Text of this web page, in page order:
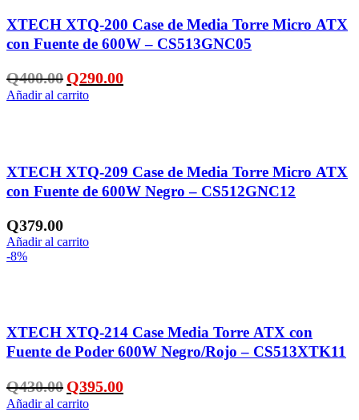
XTECH XTQ-200 Case de Media Torre Micro ATX
con Fuente de 600W – CS513GNC05
Q400.00 El
precio
original
Q290.00El
precio
Añadir al carrito
XTECH XTQ-209 Case de Media Torre Micro ATX
con Fuente de 600W Negro – CS512GNC12
Q379.00
Añadir al carrito
-8%
XTECH XTQ-214 Case Media Torre ATX con
Fuente de Poder 600W Negro/Rojo – CS513XTK11
Q430.00 El
precio
original
Q395.00El
precio
Añadir al carrito